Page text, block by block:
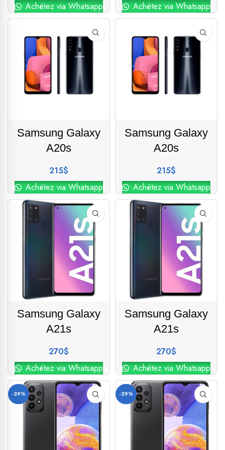
Achétez via Whatsapp
Achétez via Whatsapp
Samsung Galaxy
A20s
215$
Achétez via Whatsapp
Samsung Galaxy
A20s
215$
Achétez via Whatsapp
Samsung Galaxy
A21s
270$
Achétez via Whatsapp
Samsung Galaxy
A21s
270$
Achétez via Whatsapp
-29% -29%